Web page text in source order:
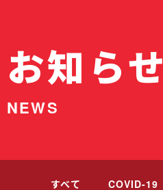
お知らせ
NEWS
すべて COVID-19